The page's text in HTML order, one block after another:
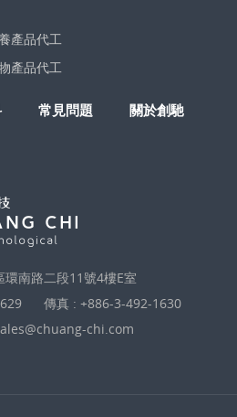
產品代工
產品代工
常見問題 關於創馳
環南路二段11號4樓E室
傳真 : +886-3-492-1630
chi.com